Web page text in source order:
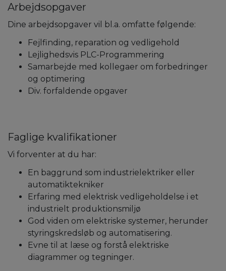
Arbejdsopgaver
Dine arbejdsopgaver vil bl.a. omfatte følgende:
Fejlfinding, reparation og vedligehold
Lejlighedsvis PLC-Programmering
Samarbejde med kollegaer om forbedringer
og optimering
Div. forfaldende opgaver
Faglige kvalifikationer
Vi forventer at du har:
En baggrund som industrielektriker eller
automatiktekniker
Erfaring med elektrisk vedligeholdelse i et
industrielt produktionsmiljø
God viden om elektriske systemer, herunder
styringskredsløb og automatisering.
Evne til at læse og forstå elektriske
diagrammer og tegninger.